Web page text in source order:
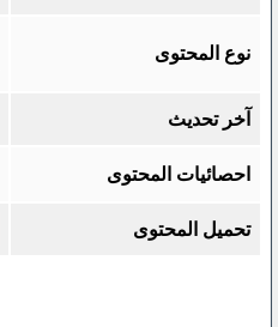
نوع المحتوى
آخر تحديث
احصائيات المحتوى
تحميل المحتوى